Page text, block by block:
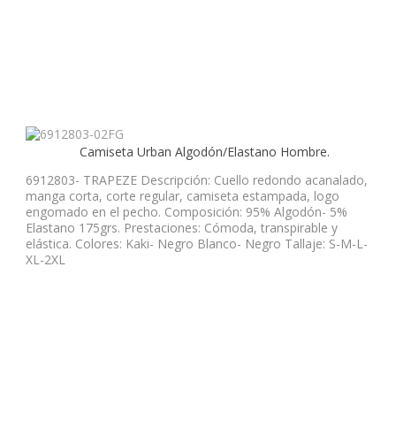
Camiseta Urban Algodón/Elastano Hombre.
6912803- TRAPEZE Descripción: Cuello redondo acanalado,
manga corta, corte regular, camiseta estampada, logo
engomado en el pecho. Composición: 95% Algodón- 5%
Elastano 175grs. Prestaciones: Cómoda, transpirable y
elástica. Colores: Kaki- Negro Blanco- Negro Tallaje: S-M-L-
XL-2XL